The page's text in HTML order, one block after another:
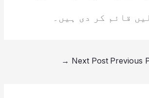
قائم کر دی ہیں۔
Next Post
→